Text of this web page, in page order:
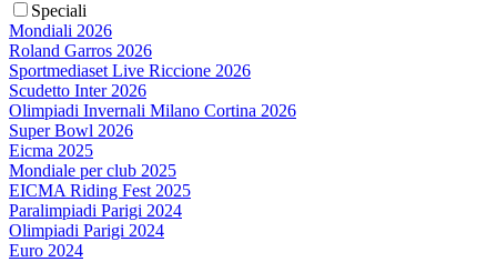
Speciali
Mondiali 2026
Roland Garros 2026
Sportmediaset Live Riccione 2026
Scudetto Inter 2026
Olimpiadi Invernali Milano Cortina 2026
Super Bowl 2026
Eicma 2025
Mondiale per club 2025
EICMA Riding Fest 2025
Paralimpiadi Parigi 2024
Olimpiadi Parigi 2024
Euro 2024